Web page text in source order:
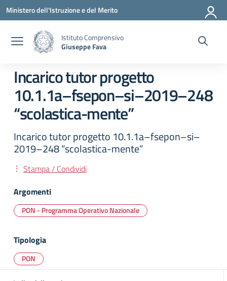
Vai ai contenuti
Vai al menu di navigazione
Vai al footer
Ministero dell'Istruzione e del Merito
Istituto Comprensivo
Giuseppe Fava
Incarico tutor progetto
10.1.1a–fsepon–si–2019–248
“scolastica-mente”
Incarico tutor progetto 10.1.1a–fsepon–si–
2019–248 “scolastica-mente”
Stampa / Condividi
Argomenti
PON - Programma Operativo Nazionale
Tipologia
PON